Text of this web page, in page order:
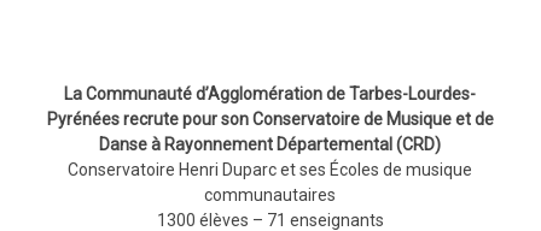
La Communauté d’Agglomération de Tarbes-Lourdes-
Pyrénées recrute pour son Conservatoire de Musique et de
Danse à Rayonnement Départemental (CRD)
Conservatoire Henri Duparc et ses Écoles de musique
communautaires
1300 élèves – 71 enseignants